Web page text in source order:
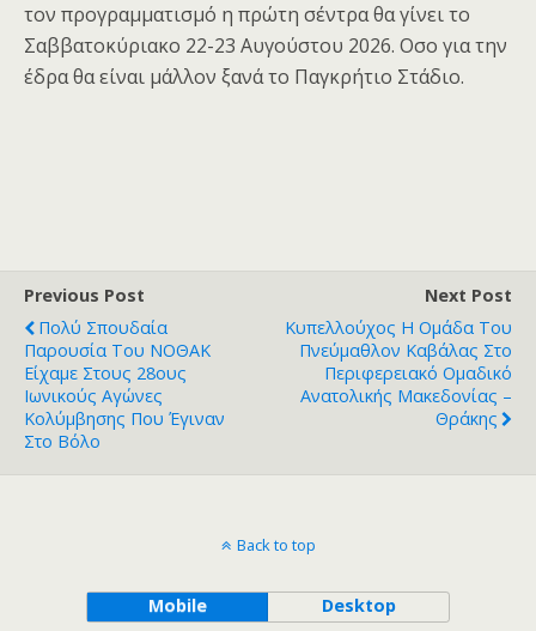
τον προγραμματισμό η πρώτη σέντρα θα γίνει το
Σαββατοκύριακο 22-23 Αυγούστου 2026. Οσο για την
έδρα θα είναι μάλλον ξανά το Παγκρήτιο Στάδιο.
Previous Post
Πολύ Σπουδαία
Παρουσία Του ΝΟΘΑΚ
Είχαμε Στους 28ους
Ιωνικούς Αγώνες
Κολύμβησης Που Έγιναν
Στο Βόλο
Next Post
Κυπελλούχος Η Ομάδα Του
Πνεύμαθλον Καβάλας Στο
Περιφερειακό Ομαδικό
Ανατολικής Μακεδονίας –
Θράκης
Back to top
Mobile Desktop